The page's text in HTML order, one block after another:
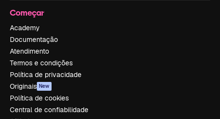
Começar
Academy
Documentação
Atendimento
Termos e condições
Política de privacidade
Originais New
Política de cookies
Central de confiabilidade